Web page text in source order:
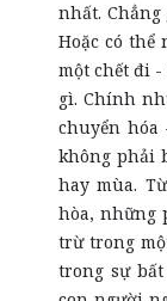
nhất.
Hoặc có
một chết đi
gì. Chính
chuyển hóa
không phải
hay mùa.
hòa, những
trừ trong
trong sự